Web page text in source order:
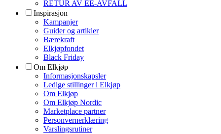
RETUR AV EE-AVFALL
Inspirasjon
Kampanjer
Guider og artikler
Bærekraft
Elkjøpfondet
Black Friday
Om Elkjøp
Informasjonskapsler
Ledige stillinger i Elkjøp
Om Elkjøp
Om Elkjøp Nordic
Marketplace partner
Personvernerklæring
Varslingsrutiner